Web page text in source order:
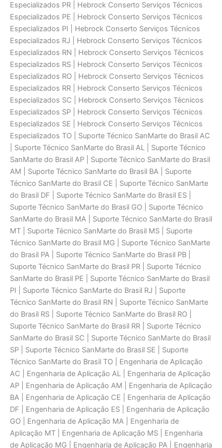
Especializados PR | Hebrock Conserto Serviços Técnicos
Especializados PE | Hebrock Conserto Serviços Técnicos
Especializados PI | Hebrock Conserto Serviços Técnicos
Especializados RJ | Hebrock Conserto Serviços Técnicos
Especializados RN | Hebrock Conserto Serviços Técnicos
Especializados RS | Hebrock Conserto Serviços Técnicos
Especializados RO | Hebrock Conserto Serviços Técnicos
Especializados RR | Hebrock Conserto Serviços Técnicos
Especializados SC | Hebrock Conserto Serviços Técnicos
Especializados SP | Hebrock Conserto Serviços Técnicos
Especializados SE | Hebrock Conserto Serviços Técnicos
Especializados TO | Suporte Técnico SanMarte do Brasil AC
| Suporte Técnico SanMarte do Brasil AL | Suporte Técnico
SanMarte do Brasil AP | Suporte Técnico SanMarte do Brasil
AM | Suporte Técnico SanMarte do Brasil BA | Suporte
Técnico SanMarte do Brasil CE | Suporte Técnico SanMarte
do Brasil DF | Suporte Técnico SanMarte do Brasil ES |
Suporte Técnico SanMarte do Brasil GO | Suporte Técnico
SanMarte do Brasil MA | Suporte Técnico SanMarte do Brasil
MT | Suporte Técnico SanMarte do Brasil MS | Suporte
Técnico SanMarte do Brasil MG | Suporte Técnico SanMarte
do Brasil PA | Suporte Técnico SanMarte do Brasil PB |
Suporte Técnico SanMarte do Brasil PR | Suporte Técnico
SanMarte do Brasil PE | Suporte Técnico SanMarte do Brasil
PI | Suporte Técnico SanMarte do Brasil RJ | Suporte
Técnico SanMarte do Brasil RN | Suporte Técnico SanMarte
do Brasil RS | Suporte Técnico SanMarte do Brasil RO |
Suporte Técnico SanMarte do Brasil RR | Suporte Técnico
SanMarte do Brasil SC | Suporte Técnico SanMarte do Brasil
SP | Suporte Técnico SanMarte do Brasil SE | Suporte
Técnico SanMarte do Brasil TO | Engenharia de Aplicaçāo
AC | Engenharia de Aplicaçāo AL | Engenharia de Aplicaçāo
AP | Engenharia de Aplicaçāo AM | Engenharia de Aplicaçāo
BA | Engenharia de Aplicaçāo CE | Engenharia de Aplicaçāo
DF | Engenharia de Aplicaçāo ES | Engenharia de Aplicaçāo
GO | Engenharia de Aplicaçāo MA | Engenharia de
Aplicaçāo MT | Engenharia de Aplicaçāo MS | Engenharia
de Aplicaçāo MG | Engenharia de Aplicaçāo PA | Engenharia